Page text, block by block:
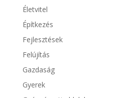
Életvitel
Építkezés
Fejlesztések
Felújítás
Gazdaság
Gyerek